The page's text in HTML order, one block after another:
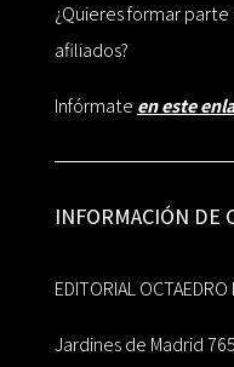
¿Quieres formar
afiliados?
Infórmate en este
INFORMACIÓN DE
EDITORIAL OCTAEDRO
Jardines de Madrid